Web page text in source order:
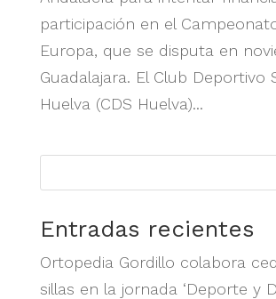
participación en el
Europa, que se disputa en
Guadalajara. El Club Deportivo
Huelva (CDS Huelva)...
Entradas recientes
Ortopedia Gordillo colabora
sillas en la jornada ‘Deporte y